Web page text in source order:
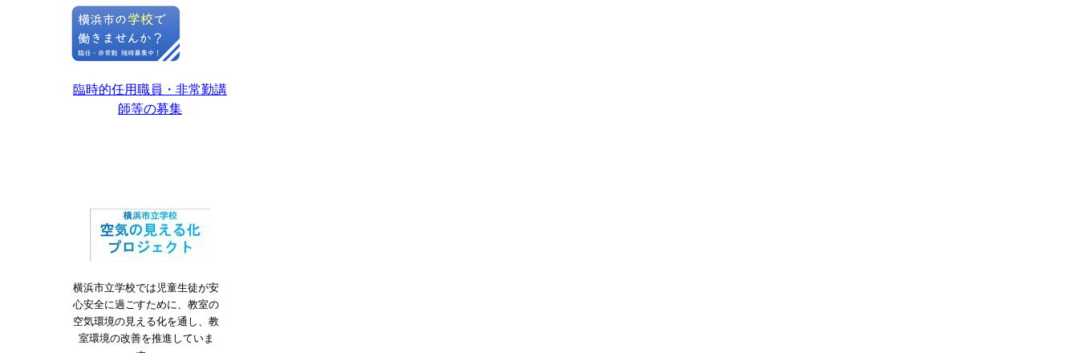
臨時的任用職員・非常勤講
師等の募集
横浜市立学校では児童生徒が安
心安全に過ごすために、教室の
空気環境の見える化を通し、教
室環境の改善を推進していま